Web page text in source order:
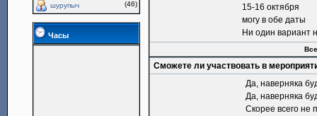
шурупыч
(46)
Часы
15-16 октября
могу в обе даты
Ни один вариант
Сможете ли участвовать в
Да, наверняка
Да, наверняка
Скорее всего не